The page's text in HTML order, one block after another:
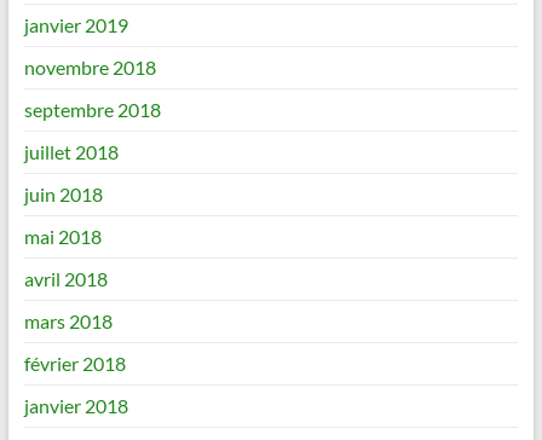
janvier 2019
novembre 2018
septembre 2018
juillet 2018
juin 2018
mai 2018
avril 2018
mars 2018
février 2018
janvier 2018